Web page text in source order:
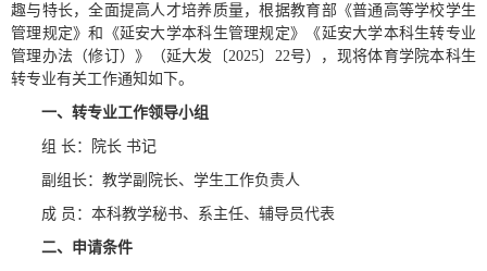
趣与特长，全面提高人才培养质量，根据教育部《普通高等学校学生
管理规定》和《延安大学本科生管理规定》《延安大学本科生转专业
管理办法（修订）》（延大发〔2025〕22号），现将体育学院本科生
转专业有关工作通知如下。
一、转专业工作领导小组
组 长：院长 书记
副组长：教学副院长、学生工作负责人
成 员：本科教学秘书、系主任、辅导员代表
二、申请条件